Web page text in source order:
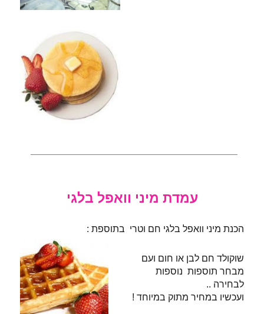
עמדת מיני וואפל בלגי
הכנת מיני וואפל בלגי חם וטרי בתוספת :
שוקולד חם לבן או חום ועם
מבחר תוספות נוספות
לבחירה ..
ועכשיו במחיר מתוק במיוחד !